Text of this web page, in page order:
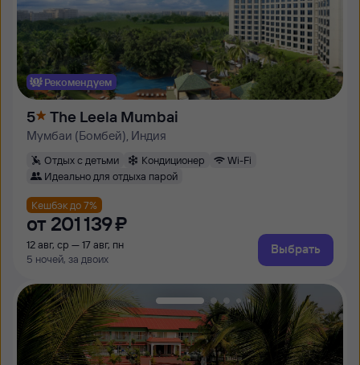
Рекомендуем
5 The Leela Mumbai
Мумбаи (Бомбей), Индия
Отдых с детьми Кондиционер
Wi-Fi
Идеально для отдыха парой
Кешбэк до 7%
от 201 ⁠139 ⁠₽
12 авг, ср — 17 авг, пн
5 ночей, за двоих
Выбрать